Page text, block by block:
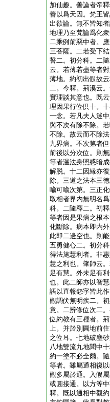
加仙趣。善論者帝
善以爲天因。梵王
出欲論。無不皆知
地理乃至梵論爲化
二乘例前惡中者。
三菩薩。二若受下
誓二。初分科。二
云。若薄若盡等者
薄地。約初出假故
二。今釋。荊溪云
實理談其意也。既
理因果行位倶十。
一念。若凡夫人迷
與不次有除不除。
不除。故云而不除
九界病。不次第者
前後以分次位。則
等者温法身照惑暗
解脱。十二因縁亦
除。三道之法本三
喩可喩次第。三正
取相者界内無明名
科。二隨釋二。初
等者因是果病之根
化斷除。病本即内
此即二邊空也。則
五勇健心二。初分
得法施慧利者。非
慧之利也。肇師云
足有慧。外未足有
也。此二師亦以智
語以直報怨字皆此
觀調伏無明疾二。
意。二辨修位次二
位約教有三種者。
上。并於別圓地前
之位耳。七地破塵
八地雙流九地聞中
約一塗不必全爾。
等者。雖屬通相復
觀多屬於通。入假
或圓接通。以方等
釋。既以通相中觀